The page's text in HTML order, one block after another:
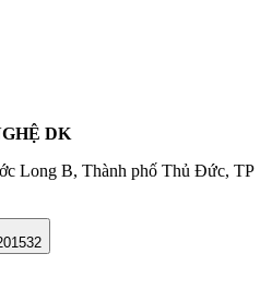
DK
Long B, Thành phố Thủ Đức, TP